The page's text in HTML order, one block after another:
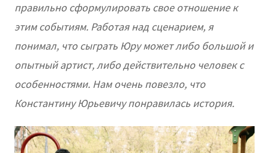
правильно сформулировать свое отношение к
этим событиям. Работая над сценарием, я
понимал, что сыграть Юру может либо большой и
опытный артист, либо действительно человек с
особенностями. Нам очень повезло, что
Константину Юрьевичу понравилась история.